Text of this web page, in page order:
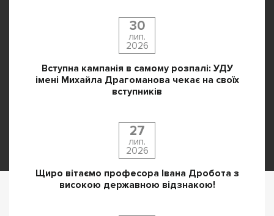
30
лип.
2026
Вступна кампанія в самому розпалі: УДУ
імені Михайла Драгоманова чекає на своїх
вступників
27
лип.
2026
Щиро вітаємо професора Івана Дробота з
високою державною відзнакою!